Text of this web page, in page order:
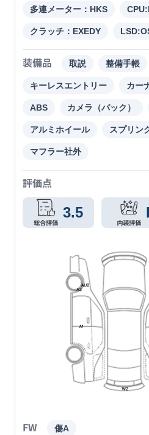
多連メーター：HKS
クラッチ：EXEDY
装備品 取説 整備手帳
キーレスエントリー カー
ABS カメラ（バック）
アルミホイール スプリン
マフラー社外
評価点
3.5
FW 傷A